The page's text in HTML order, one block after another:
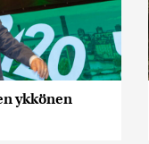
ykkönen